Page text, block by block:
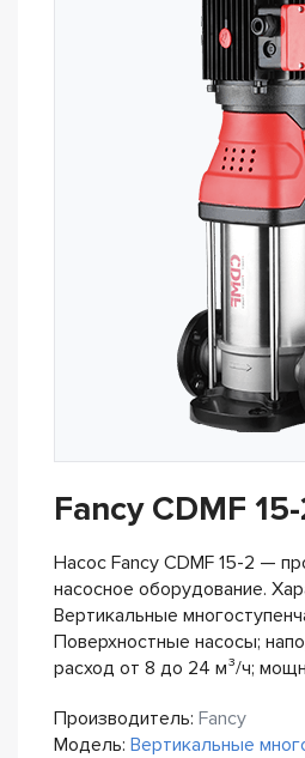
Fancy CDMF
Насос Fancy CDMF 15-2 —
насосное оборудование.
Вертикальные
Поверхностные насосы;
расход от 8 до 24 м³/ч;
Производитель: Fancy
Модель: Вертикальные